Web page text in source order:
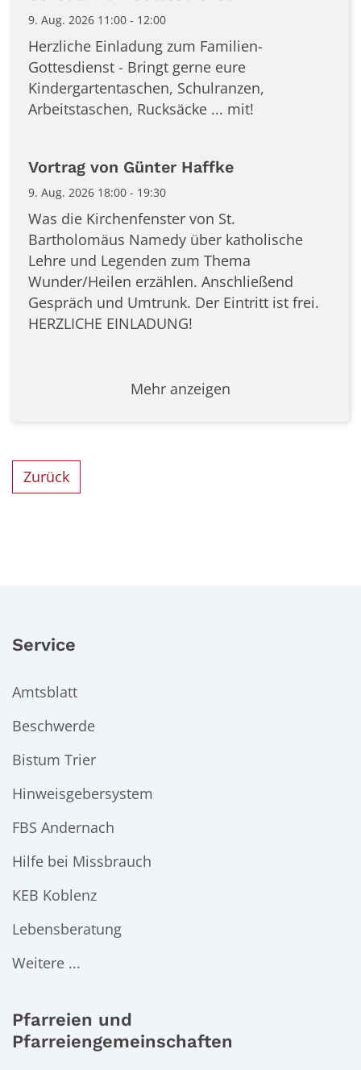
9. Aug. 2026 11:00 - 12:00
Herzliche Einladung zum Familien-
Gottesdienst - Bringt gerne eure
Kindergartentaschen, Schulranzen,
Arbeitstaschen, Rucksäcke ... mit!
Vortrag von Günter Haffke
9. Aug. 2026 18:00 - 19:30
Was die Kirchenfenster von St.
Bartholomäus Namedy über katholische
Lehre und Legenden zum Thema
Wunder/Heilen erzählen. Anschließend
Gespräch und Umtrunk. Der Eintritt ist frei.
HERZLICHE EINLADUNG!
Mehr anzeigen
Zurück
Service
Amtsblatt
Beschwerde
Bistum Trier
Hinweisgebersystem
FBS Andernach
Hilfe bei Missbrauch
KEB Koblenz
Lebensberatung
Weitere ...
Pfarreien und
Pfarreiengemeinschaften